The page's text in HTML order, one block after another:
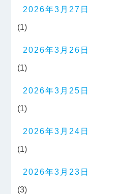
2026年3月27日
(1)
2026年3月26日
(1)
2026年3月25日
(1)
2026年3月24日
(1)
2026年3月23日
(3)